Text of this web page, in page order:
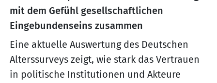
mit dem Gefühl gesellschaftlichen
Eingebundenseins zusammen
Eine aktuelle Auswertung des Deutschen
Alterssurveys zeigt, wie stark das Vertrauen
in politische Institutionen und Akteure